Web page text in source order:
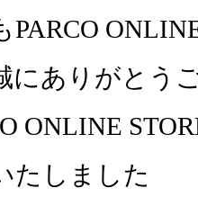
PARCO
にありがとう
ONLINE
たしました